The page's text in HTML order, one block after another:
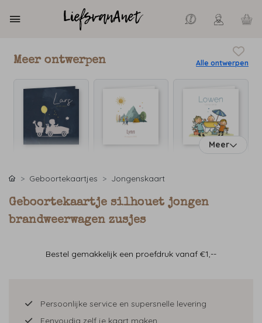
Meer ontwerpen Alle ontwerpen
Meer
Geboortekaartjes Jongenskaart
Geboortekaartje silhouet jongen
brandweerwagen zusjes
Bestel gemakkelijk een proefdruk vanaf €1,--
Persoonlijke service en supersnelle levering
Eenvoudig zelf je kaart maken